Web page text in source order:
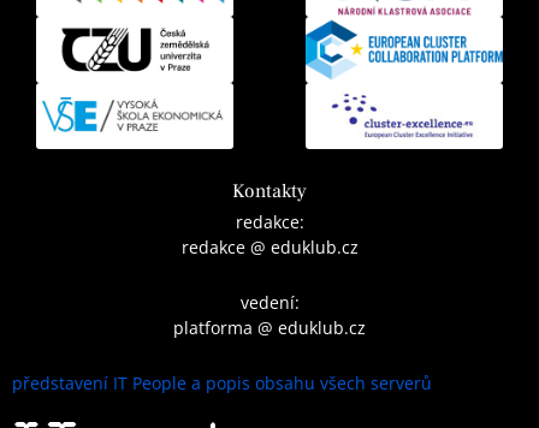
Kontakty
redakce:
redakce @ eduklub.cz
vedení:
platforma @ eduklub.cz
představení IT People a popis obsahu všech serverů